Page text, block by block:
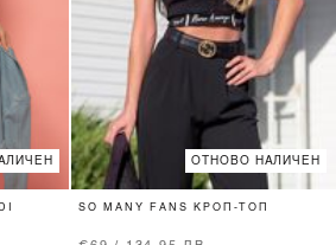
ОТНОВО НАЛИЧЕН
SO MANY FANS КРОП-ТОП